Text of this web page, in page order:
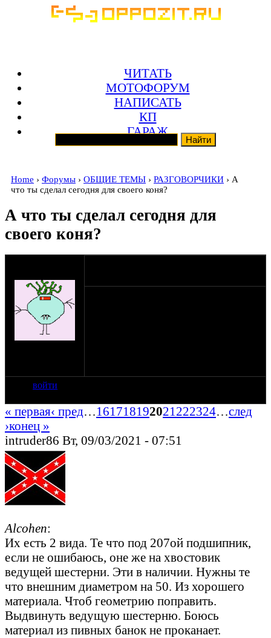
ЧИТАТЬ
МОТОФОРУМ
НАПИСАТЬ
КП
ГАРАЖ
Home › Форумы › ОБЩИЕ ТЕМЫ › РАЗГОВОРЧИКИ › А
что ты сделал сегодня для своего коня?
А что ты сделал сегодня для
своего коня?
войти
« первая‹ пред…161718192021 222324…след
›конец »
intruder86 Вт, 09/03/2021 - 07:51
Alcohen:
Их есть 2 вида. Те что под 207ой подшипник,
если не ошибаюсь, оне же на хвостовик
ведущей шестерни. Эти в наличии. Нужны те
что внешним диаметром на 50. Из хорошего
материала. Чтоб геометрию поправить.
Выдвинуть ведущую шестерню. Боюсь
материал из пивных банок не проканает.